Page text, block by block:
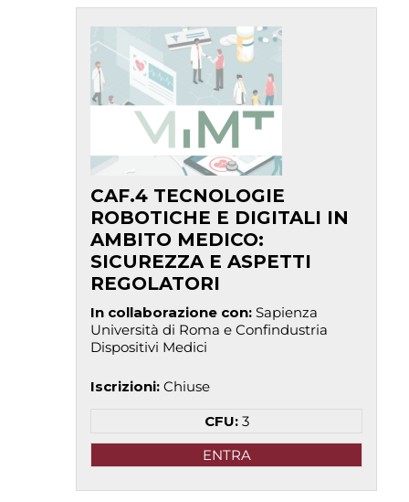
CAF.4 TECNOLOGIE
ROBOTICHE E DIGITALI IN
AMBITO MEDICO:
SICUREZZA E ASPETTI
REGOLATORI
In collaborazione con: Sapienza
Università di Roma e Confindustria
Dispositivi Medici
Iscrizioni: Chiuse
CFU: 3
ENTRA